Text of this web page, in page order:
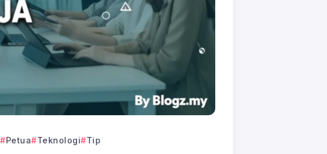
Petua Teknologi Tip